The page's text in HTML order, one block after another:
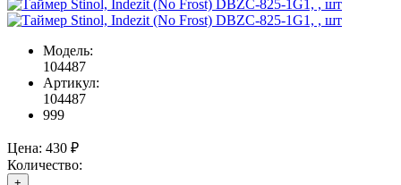
Модель:
104487
Артикул:
104487
999
Цена: 430 ₽
Количество: